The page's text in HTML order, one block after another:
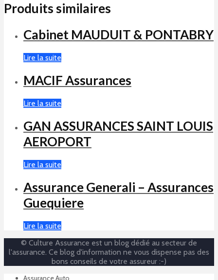
Produits similaires
Cabinet MAUDUIT & PONTABRY
Lire la suite
MACIF Assurances
Lire la suite
GAN ASSURANCES SAINT LOUIS
AEROPORT
Lire la suite
Assurance Generali – Assurances
Guequiere
Lire la suite
© Culture Assurance est un blog dédié au secteur de
l'assurance. Ce blog d'information ne vous dispense pas des
bons conseils de votre assureur :-)
Assurance Auto